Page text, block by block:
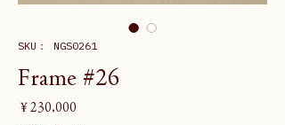
SKU： NGS0261
Frame #26
￥230,000